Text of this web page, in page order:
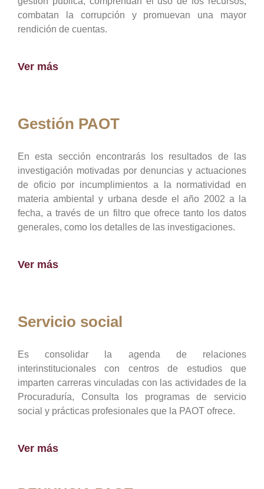
combatan la corrupción y promuevan una mayor
rendición de cuentas.
Ver más
Gestión PAOT
En esta sección encontrarás los resultados de las
investigación motivadas por denuncias y actuaciones
de oficio por incumplimientos a la normatividad en
materia ambiental y urbana desde el año 2002 a la
fecha, a través de un filtro que ofrece tanto los datos
generales, como los detalles de las investigaciones.
Ver más
Servicio social
Es consolidar la agenda de relaciones
interinstitucionales con centros de estudios que
imparten carreras vinculadas con las actividades de la
Procuraduría, Consulta los programas de servicio
social y prácticas profesionales que la PAOT ofrece.
Ver más